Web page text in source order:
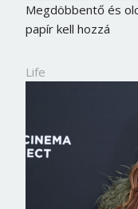
Megdöbbentő és
papír kell hozzá
Life